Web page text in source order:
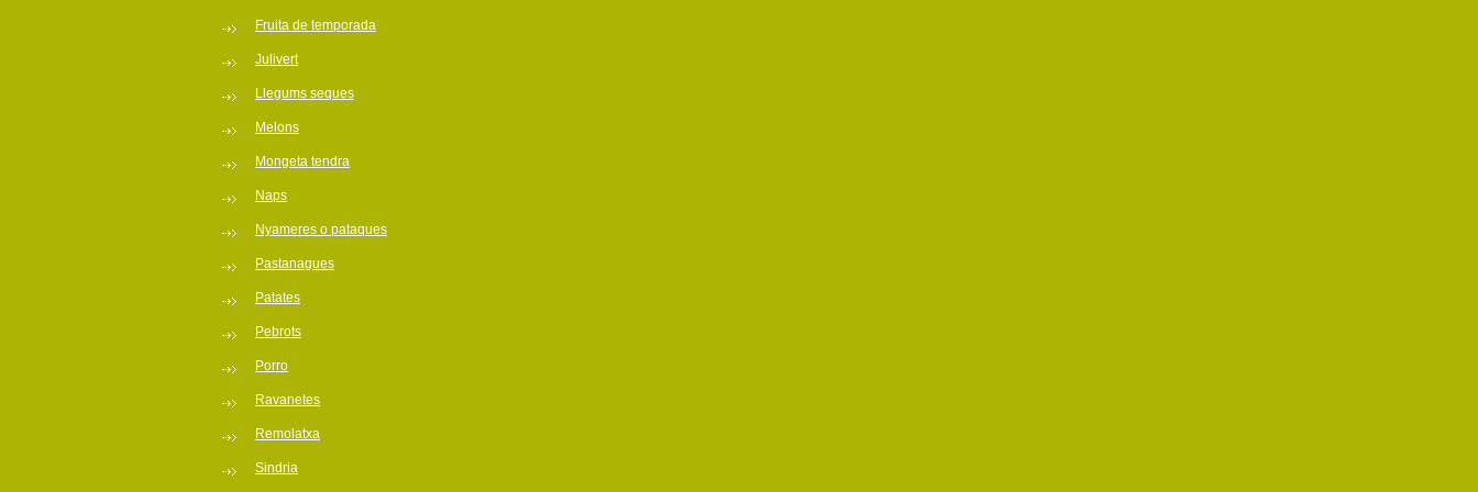
Fruita de temporada
Julivert
Llegums seques
Melons
Mongeta tendra
Naps
Nyameres o pataques
Pastanagues
Patates
Pebrots
Porro
Ravanetes
Remolatxa
Sindria